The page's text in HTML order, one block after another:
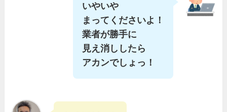
いやいや
まってくださいよ！
業者が勝手に
見え消ししたら
アカンでしょっ！